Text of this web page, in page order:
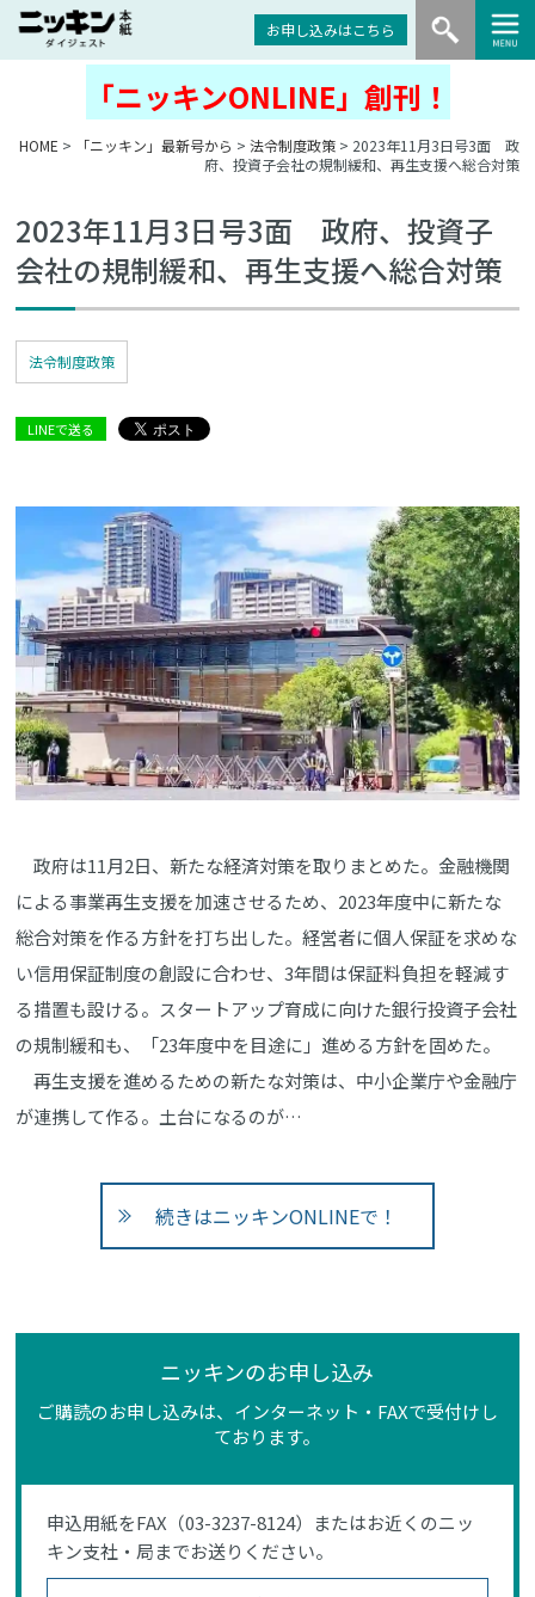
お申し込みはこちら
「ニッキンONLINE」創刊！
HOME > 「ニッキン」最新号から > 法令制度政策> 2023年11月3日号3面 政
府、投資子会社の規制緩和、再生支援へ総合対策
2023年11月3日号3面 政府、投資子
会社の規制緩和、再生支援へ総合対策
法令制度政策
LINEで送る
政府は11月2日、新たな経済対策を取りまとめた。金融機関
による事業再生支援を加速させるため、2023年度中に新たな
総合対策を作る方針を打ち出した。経営者に個人保証を求めな
い信用保証制度の創設に合わせ、3年間は保証料負担を軽減す
る措置も設ける。スタートアップ育成に向けた銀行投資子会社
の規制緩和も、「23年度中を目途に」進める方針を固めた。
再生支援を進めるための新たな対策は、中小企業庁や金融庁
が連携して作る。土台になるのが…
続きはニッキンONLINEで！
ニッキンのお申し込み
ご購読のお申し込みは、インターネット・FAXで受付けし
ております。
申込用紙をFAX（03-3237-8124）またはお近くのニッ
キン支社・局までお送りください。